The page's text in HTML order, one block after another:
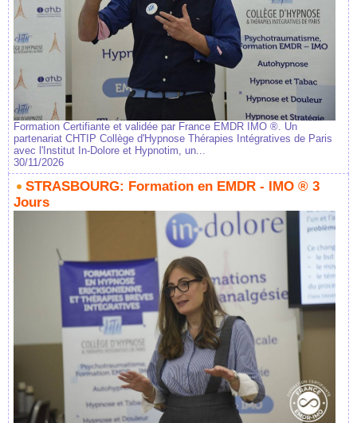
Formation Certifiante et validée par France EMDR IMO ®. Un
partenariat CHTIP Collège d'Hypnose Thérapies Intégratives de Paris
avec l'Institut In-Dolore et Hypnotim, un...
30/11/2026
STRASBOURG: Formation en EMDR - IMO ® 3
Jours